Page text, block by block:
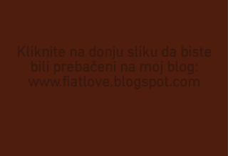
Kliknite na donju sliku da biste
bili prebačeni na moj blog:
www.fiatlove.blogspot.com